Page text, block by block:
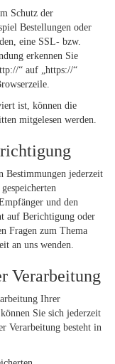
Schutz der
Bestellungen oder
eine SSL- bzw.
erkennen Sie
“ auf „https://“
ist, können die
mitgelesen werden.
Bestimmungen jederzeit
und den
auf Berichtigung oder
Fragen zum Thema
an uns wenden.
Verarbeitung
Ihrer
Sie sich jederzeit
Verarbeitung besteht in